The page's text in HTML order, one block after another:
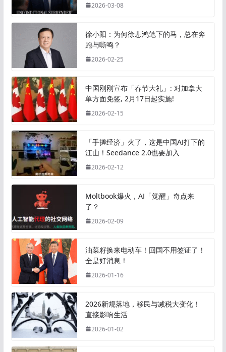
2026-03-08
徐小阳：为何徐悲鸿笔下的马，总在奔
跑与嘶鸣？
2026-02-25
中国刚刚宣布「春节大礼」: 对加拿大
单方面免签, 2月17日起实施!
2026-02-15
「手搓经济」火了，这是中国AI打下的
江山！Seedance 2.0也要加入
2026-02-12
Moltbook爆火，AI「觉醒」奇点来
了？
2026-02-09
油菜籽换来电动车！回国不用签证了！
全是好消息！
2026-01-16
2026新规落地，移民与减税大变化！
直接影响生活
2026-01-02